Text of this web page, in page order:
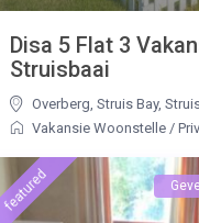
Disa 5 Flat 3
Struisbaai
Overberg, Struis Bay,
Vakansie Woonstelle /
featured